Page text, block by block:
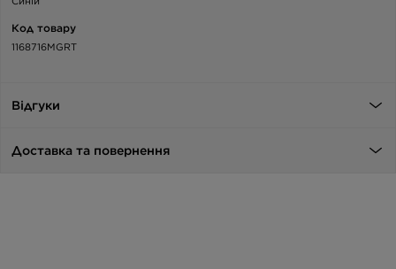
Код товару
1168716MGRT
Відгуки
Доставка та повернення